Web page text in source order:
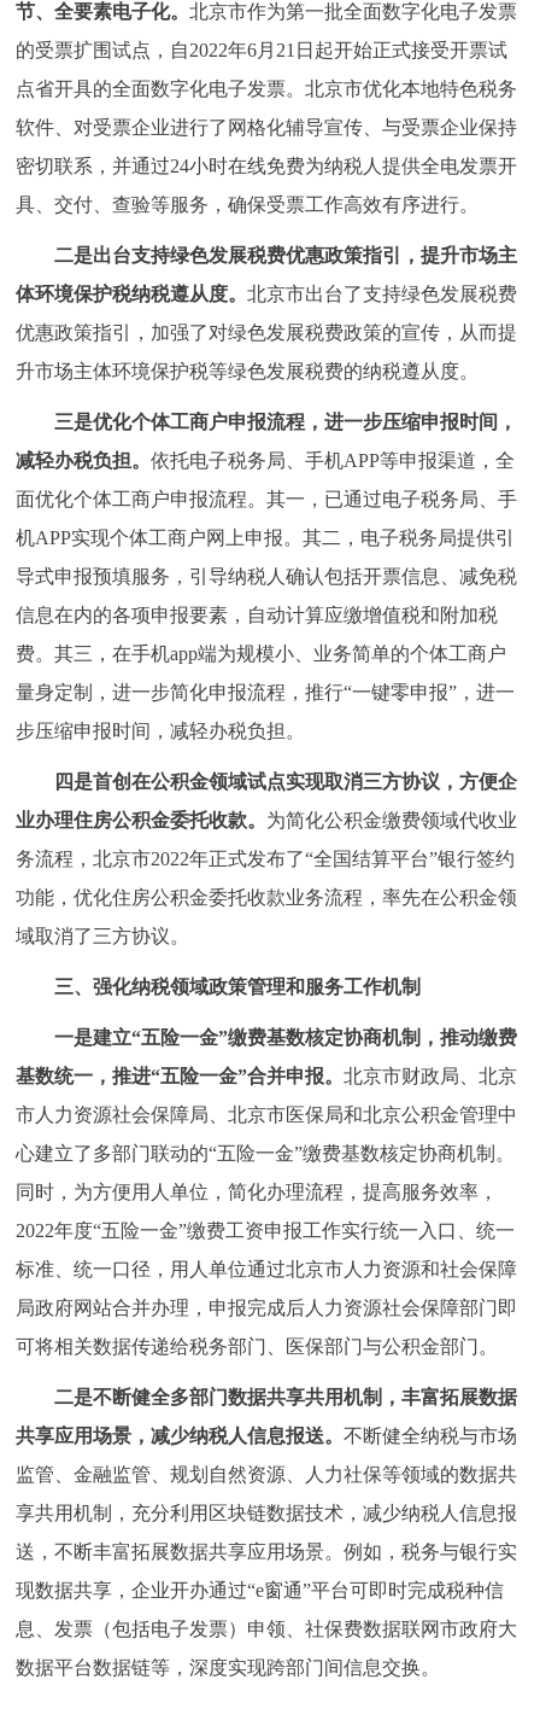
节、全要素电子化。北京市作为第一批全面数字化电子发票
的受票扩围试点，自2022年6月21日起开始正式接受开票试
点省开具的全面数字化电子发票。北京市优化本地特色税务
软件、对受票企业进行了网格化辅导宣传、与受票企业保持
密切联系，并通过24小时在线免费为纳税人提供全电发票开
具、交付、查验等服务，确保受票工作高效有序进行。
二是出台支持绿色发展税费优惠政策指引，提升市场主
体环境保护税纳税遵从度。北京市出台了支持绿色发展税费
优惠政策指引，加强了对绿色发展税费政策的宣传，从而提
升市场主体环境保护税等绿色发展税费的纳税遵从度。
三是优化个体工商户申报流程，进一步压缩申报时间，
减轻办税负担。依托电子税务局、手机APP等申报渠道，全
面优化个体工商户申报流程。其一，已通过电子税务局、手
机APP实现个体工商户网上申报。其二，电子税务局提供引
导式申报预填服务，引导纳税人确认包括开票信息、减免税
信息在内的各项申报要素，自动计算应缴增值税和附加税
费。其三，在手机app端为规模小、业务简单的个体工商户
量身定制，进一步简化申报流程，推行“一键零申报”，进一
步压缩申报时间，减轻办税负担。
四是首创在公积金领域试点实现取消三方协议，方便企
业办理住房公积金委托收款。 为简化公积金缴费领域代收业
务流程，北京市2022年正式发布了“全国结算平台”银行签约
功能，优化住房公积金委托收款业务流程，率先在公积金领
域取消了三方协议。
三、强化纳税领域政策管理和服务工作机制
一是建立“五险一金”缴费基数核定协商机制，推动缴费
基数统一，推进“五险一金”合并申报。北京市财政局、北京
市人力资源社会保障局、北京市医保局和北京公积金管理中
心建立了多部门联动的“五险一金”缴费基数核定协商机制。
同时，为方便用人单位，简化办理流程，提高服务效率，
2022年度“五险一金”缴费工资申报工作实行统一入口、统一
标准、统一口径，用人单位通过北京市人力资源和社会保障
局政府网站合并办理，申报完成后人力资源社会保障部门即
可将相关数据传递给税务部门、医保部门与公积金部门。
二是不断健全多部门数据共享共用机制，丰富拓展数据
共享应用场景，减少纳税人信息报送。不断健全纳税与市场
监管、金融监管、规划自然资源、人力社保等领域的数据共
享共用机制，充分利用区块链数据技术，减少纳税人信息报
送，不断丰富拓展数据共享应用场景。例如，税务与银行实
现数据共享，企业开办通过“e窗通”平台可即时完成税种信
息、发票（包括电子发票）申领、社保费数据联网市政府大
数据平台数据链等，深度实现跨部门间信息交换。